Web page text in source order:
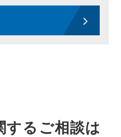
するご相談は